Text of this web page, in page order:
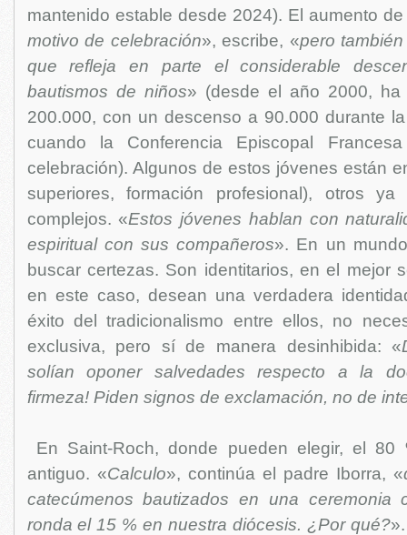
mantenido estable desde 2024). El aumento
motivo de celebración», escribe, «pero
que refleja en parte el considerable
bautismos de niños» (desde el año 2000,
200.000, con un descenso a 90.000 durante
cuando la Conferencia Episcopal
celebración). Algunos de estos jóvenes están
superiores, formación profesional), otros
complejos. «Estos jóvenes hablan con
espiritual con sus compañeros». En un
buscar certezas. Son identitarios, en el mejor
en este caso, desean una verdadera
éxito del tradicionalismo entre ellos, no
exclusiva, pero sí de manera desinhibida: «
solían oponer salvedades respecto a la
firmeza! Piden signos de exclamación, no de
En Saint-Roch, donde pueden elegir, el
antiguo. «Calculo», continúa el padre Iborra, «
catecúmenos bautizados en una ceremonia
ronda el 15 % en nuestra diócesis. ¿Por qué?